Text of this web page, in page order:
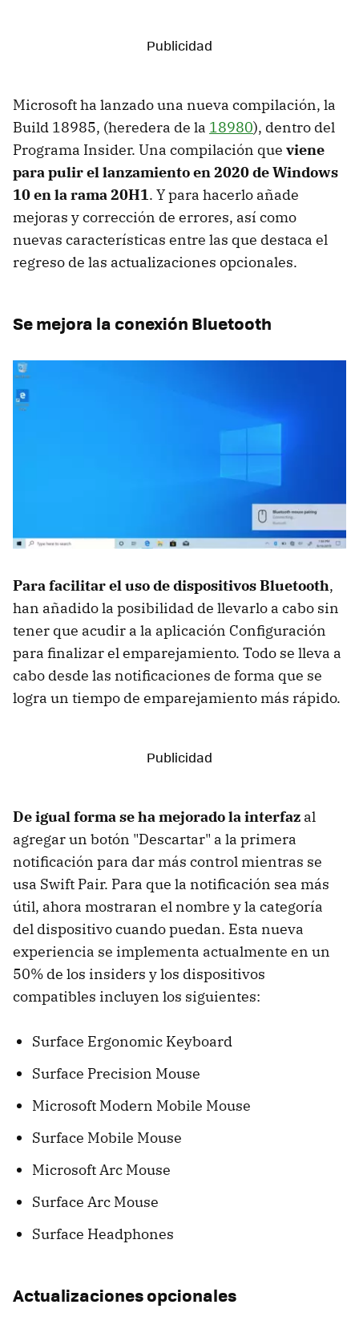
Microsoft ha lanzado una nueva compilación, la
Build 18985, (heredera de la 18980), dentro del
Programa Insider. Una compilación que viene
para pulir el lanzamiento en 2020 de Windows
10 en la rama 20H1. Y para hacerlo añade
mejoras y corrección de errores, así como
nuevas características entre las que destaca el
regreso de las actualizaciones opcionales.
Se mejora la conexión Bluetooth
Para facilitar el uso de dispositivos Bluetooth,
han añadido la posibilidad de llevarlo a cabo sin
tener que acudir a la aplicación Configuración
para finalizar el emparejamiento. Todo se lleva a
cabo desde las notificaciones de forma que se
logra un tiempo de emparejamiento más rápido.
De igual forma se ha mejorado la interfaz al
agregar un botón "Descartar" a la primera
notificación para dar más control mientras se
usa Swift Pair. Para que la notificación sea más
útil, ahora mostraran el nombre y la categoría
del dispositivo cuando puedan. Esta nueva
experiencia se implementa actualmente en un
50% de los insiders y los dispositivos
compatibles incluyen los siguientes:
Surface Ergonomic Keyboard
Surface Precision Mouse
Microsoft Modern Mobile Mouse
Surface Mobile Mouse
Microsoft Arc Mouse
Surface Arc Mouse
Surface Headphones
Actualizaciones opcionales